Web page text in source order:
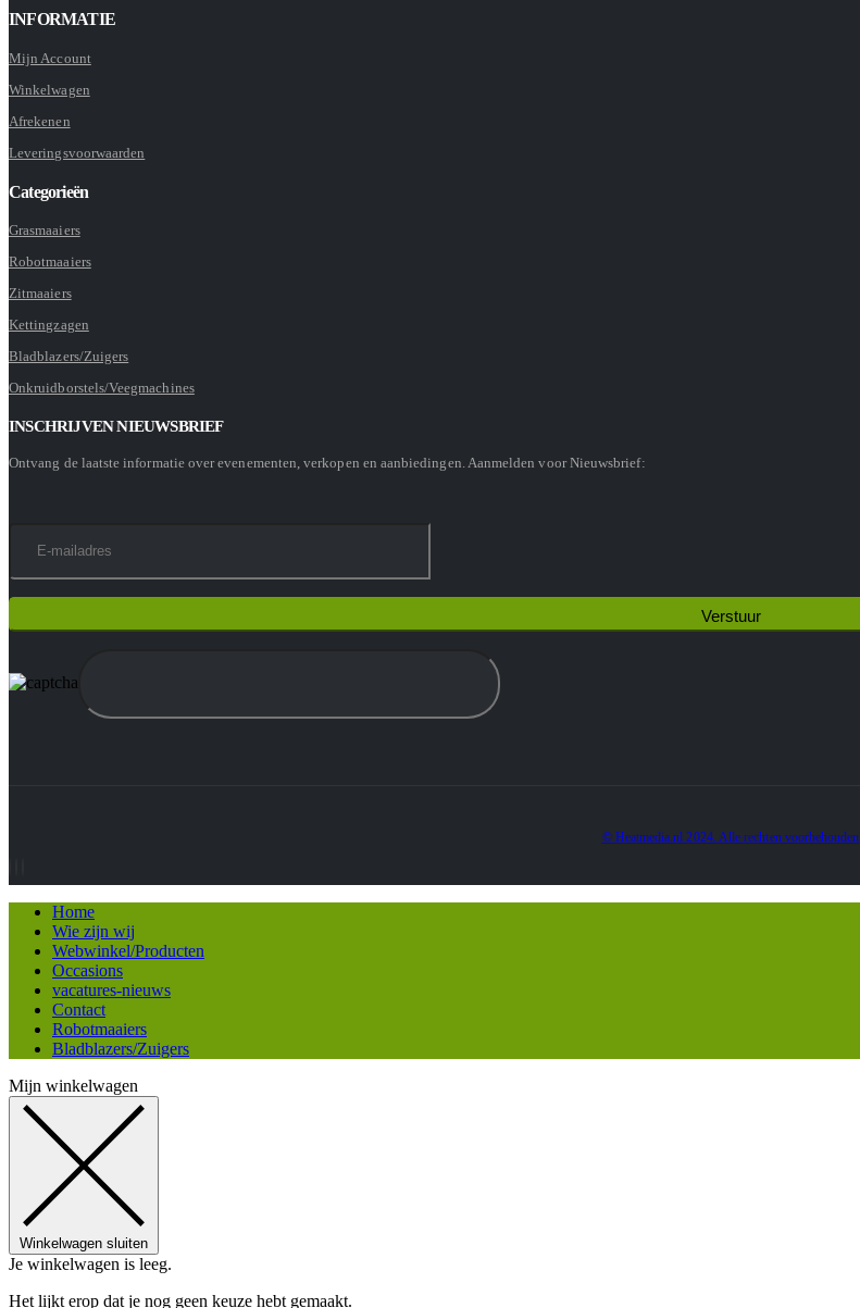
INFORMATIE
Mijn Account
Winkelwagen
Afrekenen
Leveringsvoorwaarden
Categorieën
Grasmaaiers
Robotmaaiers
Zitmaaiers
Kettingzagen
Bladblazers/Zuigers
Onkruidborstels/Veegmachines
INSCHRIJVEN NIEUWSBRIEF
Ontvang de laatste informatie over evenementen, verkopen en aanbiedingen. Aanmelden voor Nieuwsbrief:
© Heatmedia.nl 2024. Alle rechten voorbehouden
Home
Wie zijn wij
Webwinkel/Producten
Occasions
vacatures-nieuws
Contact
Robotmaaiers
Bladblazers/Zuigers
Mijn winkelwagen
Winkelwagen sluiten
Je winkelwagen is leeg.
Het lijkt erop dat je nog geen keuze hebt gemaakt.